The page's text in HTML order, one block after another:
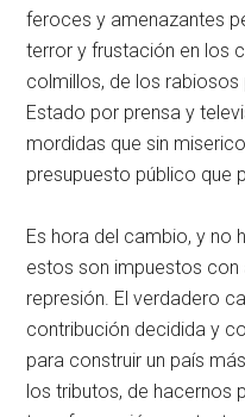
feroces y amenazantes
terror y frustación en los
colmillos, de los
Estado por prensa y
mordidas que sin
presupuesto público que
Es hora del cambio, y no
estos son impuestos
represión. El verdadero
contribución decidida y
para construir un país
los tributos, de hacernos